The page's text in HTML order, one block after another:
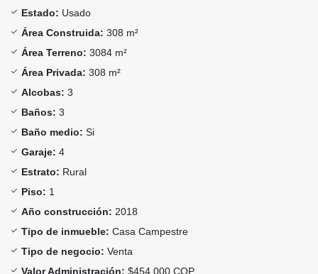
Estado: Usado
Área Construida: 308 m²
Área Terreno: 3084 m²
Área Privada: 308 m²
Alcobas: 3
Baños: 3
Baño medio: Si
Garaje: 4
Estrato: Rural
Piso: 1
Año construcción: 2018
Tipo de inmueble: Casa Campestre
Tipo de negocio: Venta
Valor Administración: $454.000 COP